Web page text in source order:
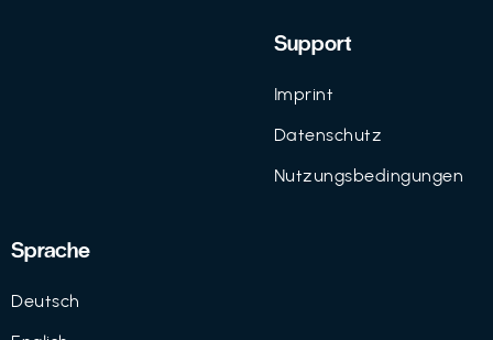
Support
Imprint
Datenschutz
Nutzungsbedingungen
Sprache
Deutsch